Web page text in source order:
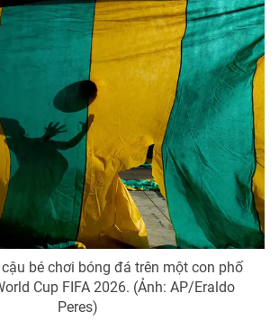
bé chơi bóng đá trên một con phố
Cup FIFA 2026. (Ảnh: AP/Eraldo
Peres)